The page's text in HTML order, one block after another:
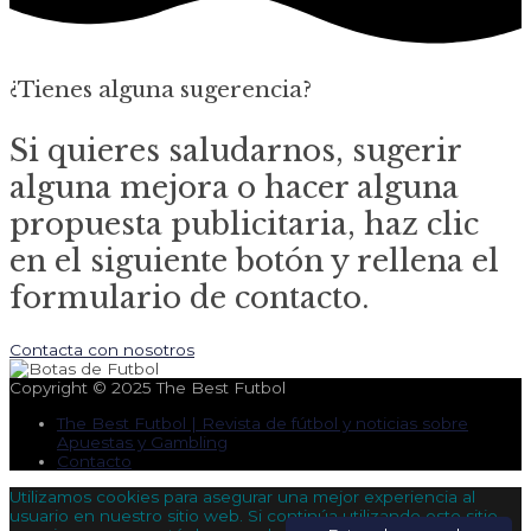
¿Tienes alguna sugerencia?
Si quieres saludarnos, sugerir
alguna mejora o hacer alguna
propuesta publicitaria, haz clic
en el siguiente botón y rellena el
formulario de contacto.
Contacta con nosotros
Copyright © 2025The Best Futbol
The Best Futbol | Revista de fútbol y noticias sobre
Apuestas y Gambling
Contacto
Utilizamos cookies para asegurar una mejor experiencia al
usuario en nuestro sitio web. Si continúa utilizando este sitio,